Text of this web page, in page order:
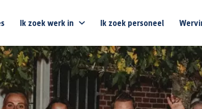
Ik zoek werk in Ik zoek personeel